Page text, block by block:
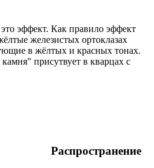
Как правило эффект
железистых ортоклазах
в жёлтых и красных тонах.
присутвует в кварцах с
Распространение